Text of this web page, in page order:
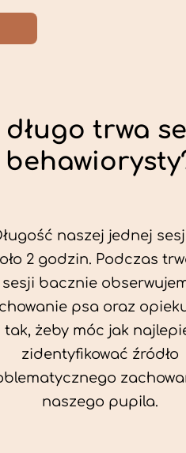
trwa
naszej jednej
2 godzin. Podczas
sesji bacznie
psa oraz
tak, żeby móc jak
zidentyfikować źródło
naszego pupila.